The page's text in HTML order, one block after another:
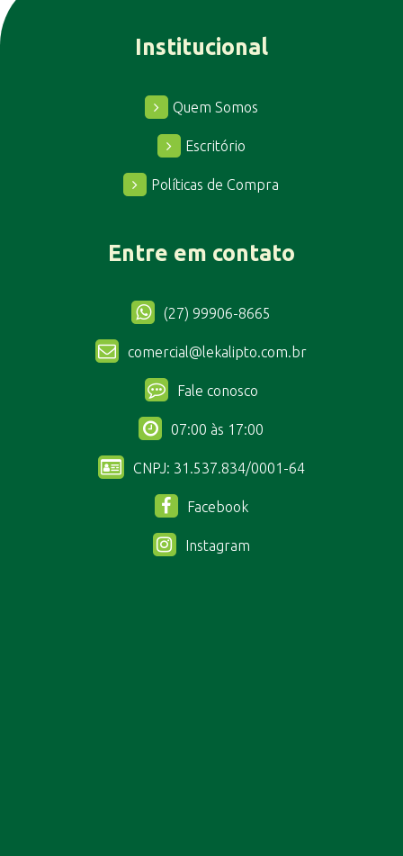
Institucional
Quem Somos
Escritório
Políticas de Compra
Entre em contato
(27) 99906-8665
comercial@lekalipto.com.br
Fale conosco
07:00 às 17:00
CNPJ: 31.537.834/0001-64
Facebook
Instagram